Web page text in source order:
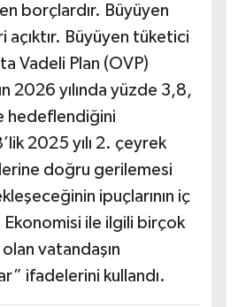
borçlardır. Büyüyen
açıktır. Büyüyen tüketici
Vadeli Plan (OVP)
2026 yılında yüzde 3,8,
hedeflendiğini
2025 yılı 2. çeyrek
doğru gerilemesi
ipuçlarının iç
Ekonomisi ile ilgili birçok
vatandaşın
ifadelerini kullandı.